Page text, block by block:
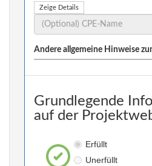
Zeige Details
Andere allgemeine Hinweise
Grundlegende
auf der
Erfüllt
Unerfüllt